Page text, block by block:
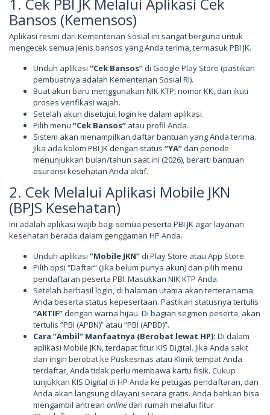
1. Cek PBI JK Melalui Aplikasi Cek
Bansos (Kemensos)
Aplikasi resmi dari Kementerian Sosial ini sangat berguna untuk
mengecek semua jenis bansos yang Anda terima, termasuk PBI JK.
Unduh aplikasi “Cek Bansos”di Google Play Store (pastikan
pembuatnya adalah Kementerian Sosial RI).
Buat akun baru menggunakan NIK KTP, nomor KK, dan ikuti
proses verifikasi wajah.
Setelah akun disetujui, login ke dalam aplikasi.
Pilih menu “Cek Bansos” atau profil Anda.
Sistem akan menampilkan daftar bantuan yang Anda terima.
Jika ada kolom PBI JK dengan status “YA”dan periode
menunjukkan bulan/tahun saat ini (2026), berarti bantuan
asuransi kesehatan Anda aktif.
2. Cek Melalui Aplikasi Mobile JKN
(BPJS Kesehatan)
Ini adalah aplikasi wajib bagi semua peserta PBI JK agar layanan
kesehatan berada dalam genggaman HP Anda.
Unduh aplikasi “Mobile JKN”di Play Store atau App Store.
Pilih opsi “Daftar” (jika belum punya akun) dan pilih menu
pendaftaran peserta PBI. Masukkan NIK KTP Anda.
Setelah berhasil login, di halaman utama akan tertera nama
Anda beserta status kepesertaan. Pastikan statusnya tertulis
“AKTIF”dengan warna hijau. Di bagian segmen peserta, akan
tertulis “PBI (APBN)” atau “PBI (APBD)”.
Cara “Ambil” Manfaatnya (Berobat lewat HP): Di dalam
aplikasi Mobile JKN, terdapat fitur KIS Digital. Jika Anda sakit
dan ingin berobat ke Puskesmas atau Klinik tempat Anda
terdaftar, Anda tidak perlu membawa kartu fisik. Cukup
tunjukkan KIS Digital di HP Anda ke petugas pendaftaran, dan
Anda akan langsung dilayani secara gratis. Anda bahkan bisa
mengambil antrean onlinedari rumah melalui fitur